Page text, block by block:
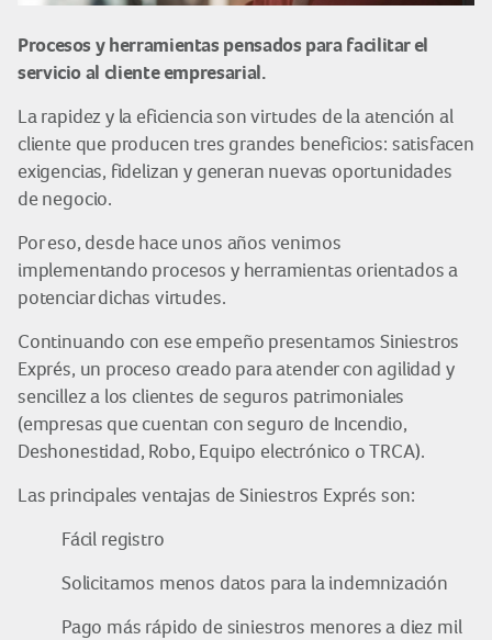
Procesos y herramientas pensados para facilitar el
servicio al cliente empresarial.
La rapidez y la eficiencia son virtudes de la atención al
cliente que producen tres grandes beneficios: satisfacen
exigencias, fidelizan y generan nuevas oportunidades
de negocio.
Por eso, desde hace unos años venimos
implementando procesos y herramientas orientados a
potenciar dichas virtudes.
Continuando con ese empeño presentamos Siniestros
Exprés, un proceso creado para atender con agilidad y
sencillez a los clientes de seguros patrimoniales
(empresas que cuentan con seguro de Incendio,
Deshonestidad, Robo, Equipo electrónico o TRCA).
Las principales ventajas de Siniestros Exprés son:
Fácil registro
Solicitamos menos datos para la indemnización
Pago más rápido de siniestros menores a diez mil